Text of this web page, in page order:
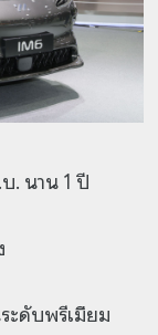
. นาน 1 ปี
ะดับพรีเมียม